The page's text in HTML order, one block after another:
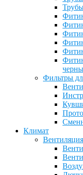
Фильтры
Климат
Вентиляция